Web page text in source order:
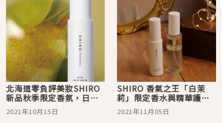
北海道零負評美妝SHIRO
新品秋季限定香氛，日本
人氣洋梨花果香報到
2021年10月15日
SHIRO 香氣之王「白茉
莉」限定香水與精華護髮
噴霧登場！溫柔優雅的香
氣呵護你的秋冬日常
2021年11月05日